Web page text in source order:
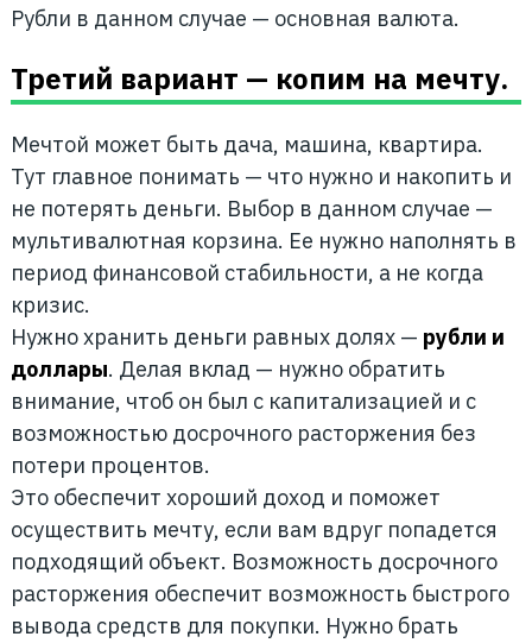
Рубли в данном случае — основная валюта.
Третий вариант — копим на мечту.
Мечтой может быть дача, машина, квартира.
Тут главное понимать — что нужно и накопить и
не потерять деньги. Выбор в данном случае —
мультивалютная корзина. Ее нужно наполнять в
период финансовой стабильности, а не когда
кризис.
Нужно хранить деньги равных долях — рубли и
доллары. Делая вклад — нужно обратить
внимание, чтоб он был с капитализацией и с
возможностью досрочного расторжения без
потери процентов.
Это обеспечит хороший доход и поможет
осуществить мечту, если вам вдруг попадется
подходящий объект. Возможность досрочного
расторжения обеспечит возможность быстрого
вывода средств для покупки. Нужно брать